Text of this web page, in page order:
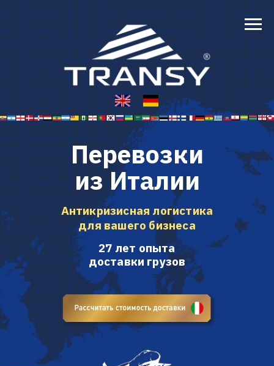
Перевозки
из Италии
Антикризисная логистика
для вашего бизнеса
27 лет опыта
доставки грузов
Экономические санкции
нарушили ваши планы?
Привычные маршруты
доставки не работают?
Сложности с перевозкой
товаров из Италии?